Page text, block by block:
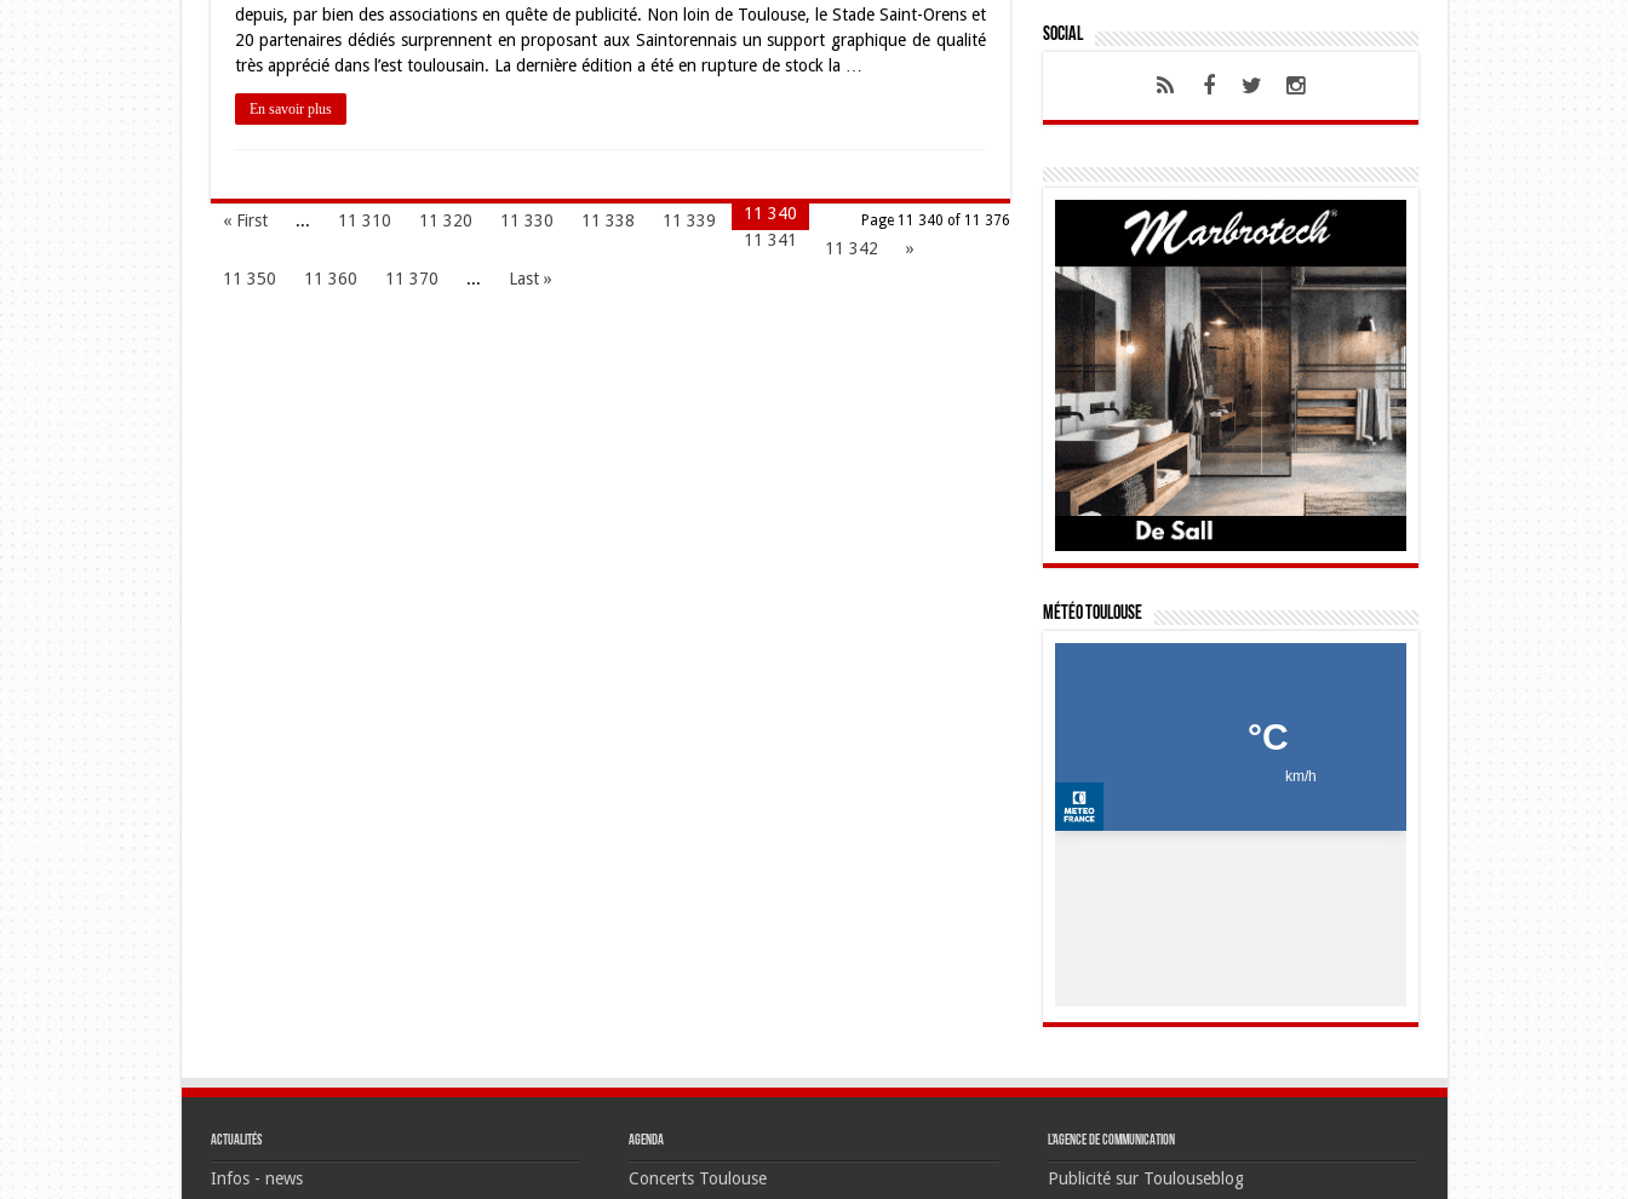
depuis, par bien des associations en quête de publicité. Non loin de Toulouse, le Stade Saint-Orens et
20 partenaires dédiés surprennent en proposant aux Saintorennais un support graphique de qualité
très apprécié dans l’est toulousain. La dernière édition a été en rupture de stock la …
En savoir plus
Page 11 340 of 11 376
« First ... 11 310 11 320 11 330 11 338 11 339
11 340
11 341
11 342
»
11 350
11 360 11 370 ... Last »
Social
Météo Toulouse
Actualités
Infos - news
Agenda
Concerts Toulouse
L’agence de communication
Publicité sur Toulouseblog